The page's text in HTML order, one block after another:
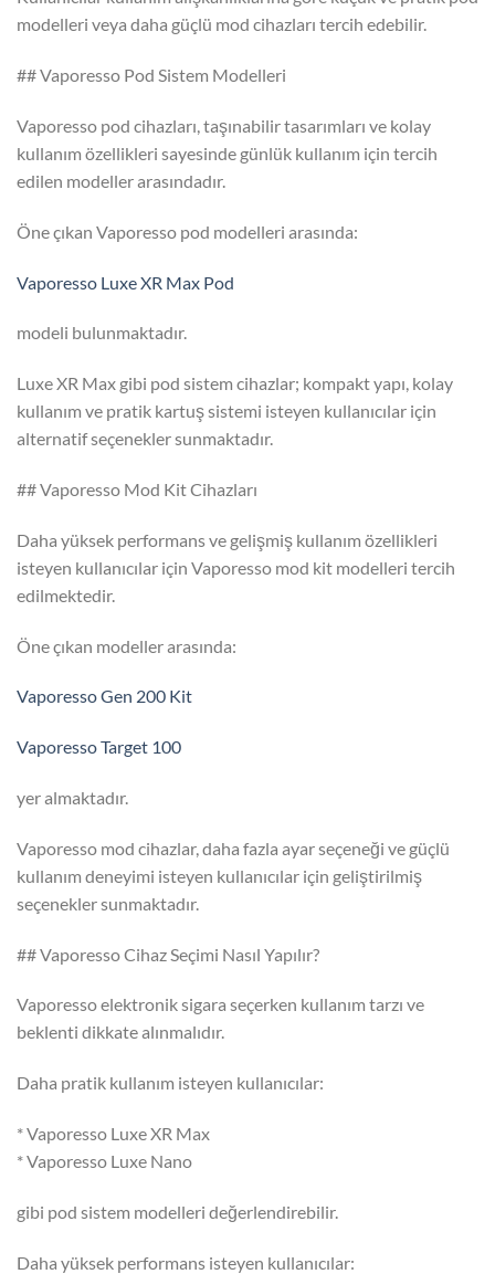
modelleri veya daha güçlü mod cihazları tercih edebilir.
## Vaporesso Pod Sistem Modelleri
Vaporesso pod cihazları, taşınabilir tasarımları ve kolay
kullanım özellikleri sayesinde günlük kullanım için tercih
edilen modeller arasındadır.
Öne çıkan Vaporesso pod modelleri arasında:
Vaporesso Luxe XR Max Pod
modeli bulunmaktadır.
Luxe XR Max gibi pod sistem cihazlar; kompakt yapı, kolay
kullanım ve pratik kartuş sistemi isteyen kullanıcılar için
alternatif seçenekler sunmaktadır.
## Vaporesso Mod Kit Cihazları
Daha yüksek performans ve gelişmiş kullanım özellikleri
isteyen kullanıcılar için Vaporesso mod kit modelleri tercih
edilmektedir.
Öne çıkan modeller arasında:
Vaporesso Gen 200 Kit
Vaporesso Target 100
yer almaktadır.
Vaporesso mod cihazlar, daha fazla ayar seçeneği ve güçlü
kullanım deneyimi isteyen kullanıcılar için geliştirilmiş
seçenekler sunmaktadır.
## Vaporesso Cihaz Seçimi Nasıl Yapılır?
Vaporesso elektronik sigara seçerken kullanım tarzı ve
beklenti dikkate alınmalıdır.
Daha pratik kullanım isteyen kullanıcılar:
* Vaporesso Luxe XR Max
* Vaporesso Luxe Nano
gibi pod sistem modelleri değerlendirebilir.
Daha yüksek performans isteyen kullanıcılar: